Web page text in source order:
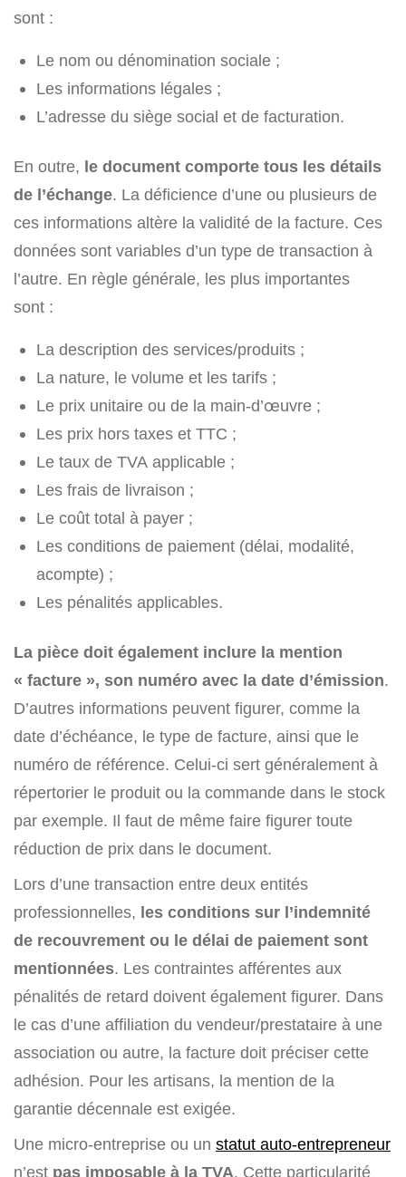
sont :
Le nom ou dénomination sociale ;
Les informations légales ;
L’adresse du siège social et de facturation.
En outre, le document comporte tous les détails
de l’échange. La déficience d’une ou plusieurs de
ces informations altère la validité de la facture. Ces
données sont variables d’un type de transaction à
l’autre. En règle générale, les plus importantes
sont :
La description des services/produits ;
La nature, le volume et les tarifs ;
Le prix unitaire ou de la main-d’œuvre ;
Les prix hors taxes et TTC ;
Le taux de TVA applicable ;
Les frais de livraison ;
Le coût total à payer ;
Les conditions de paiement (délai, modalité,
acompte) ;
Les pénalités applicables.
La pièce doit également inclure la mention
« facture », son numéro avec la date d’émission.
D’autres informations peuvent figurer, comme la
date d’échéance, le type de facture, ainsi que le
numéro de référence. Celui-ci sert généralement à
répertorier le produit ou la commande dans le stock
par exemple. Il faut de même faire figurer toute
réduction de prix dans le document.
Lors d’une transaction entre deux entités
professionnelles, les conditions sur l’indemnité
de recouvrement ou le délai de paiement sont
mentionnées. Les contraintes afférentes aux
pénalités de retard doivent également figurer. Dans
le cas d’une affiliation du vendeur/prestataire à une
association ou autre, la facture doit préciser cette
adhésion. Pour les artisans, la mention de la
garantie décennale est exigée.
Une micro-entreprise ou un statut auto-entrepreneur
n’est pas imposable à la TVA. Cette particularité